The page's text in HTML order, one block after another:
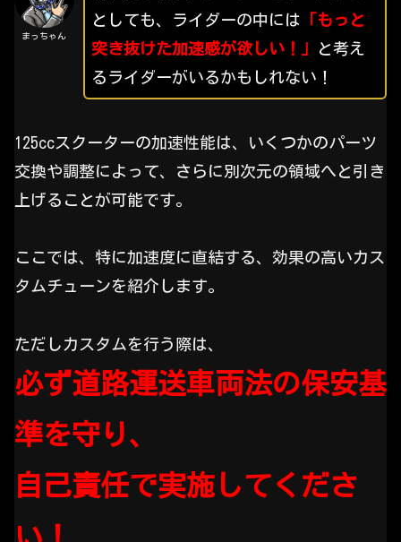
まっちゃん
としても、ライダーの中には 「もっと
突き抜けた加速感が欲しい！」
と考え
るライダーがいるかもしれない！
125ccスクーターの加速性能は、いくつかのパーツ
交換や調整によって、さらに別次元の領域へと引き
上げることが可能です。
ここでは、特に加速度に直結する、効果の高いカス
タムチューンを紹介します。
ただしカスタムを行う際は、
必ず道路運送車両法の保安基
準を守り、
自己責任で実施してくださ